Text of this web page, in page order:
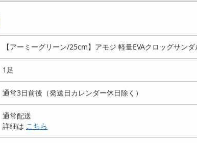
【グリーン/25cm】AMOJI
防水ガーデンサン...
1980円 3980円
【アーミーグリーン/25cm】アモジ 軽量EVAクロッグサン
1足
通常3日前後（発送日カレンダー休日除く）
通常配送
詳細は こちら